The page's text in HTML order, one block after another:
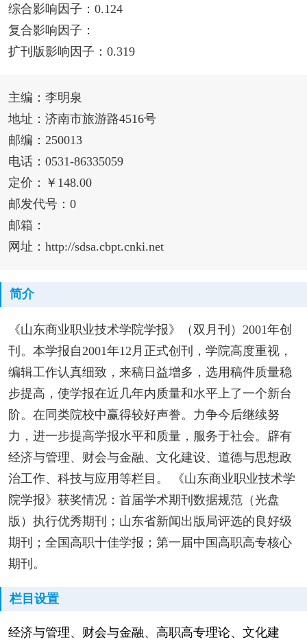
综合影响因子：0.124
复合影响因子：
扩刊版影响因子：0.319
主编：李明泉
地址：济南市旅游路4516号
邮编：250013
电话：0531-86335059
定价：￥148.00
邮发代号：0
邮箱：
网址：http://sdsa.cbpt.cnki.net
简介
《山东商业职业技术学院学报》（双月刊）2001年创
刊。本学报自2001年12月正式创刊，学院高度重视，
编辑工作认真细致，来稿日益增多，选用稿件质量稳
步提高，使学报在近几年内质量和水平上了一个新台
阶。在同类院校中赢得较好声誊。力争今后继续努
力，进一步提高学报水平和质量，服务于社会。辟有
经济与管理、财会与金融、文化建设、道德与思想政
治工作、科技与应用等栏目。 《山东商业职业技术学
院学报》获奖情况：首届学术期刊数据规范（光盘
版）执行优秀期刊；山东省新闻出版局评选的良好级
期刊；全国高职十佳学报；第一届中国高职高专核心
期刊。
栏目设置
经济与管理、财会与金融、高职高专理论、文化建